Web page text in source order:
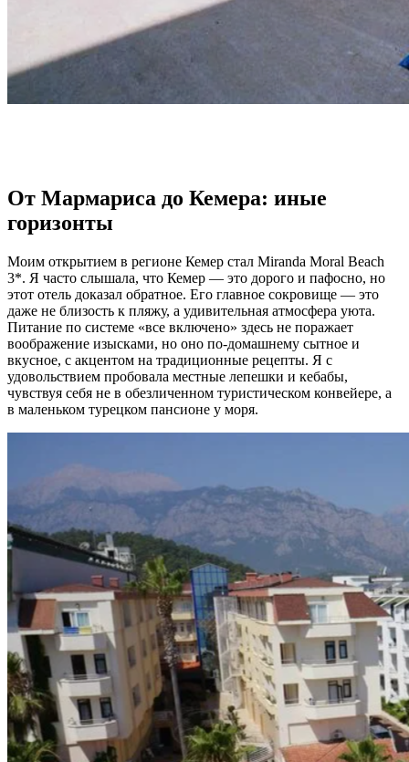
От Мармариса до Кемера: иные
горизонты
Моим открытием в регионе Кемер стал Miranda Moral Beach
3*. Я часто слышала, что Кемер — это дорого и пафосно, но
этот отель доказал обратное. Его главное сокровище — это
даже не близость к пляжу, а удивительная атмосфера уюта.
Питание по системе «все включено» здесь не поражает
воображение изысками, но оно по-домашнему сытное и
вкусное, с акцентом на традиционные рецепты. Я с
удовольствием пробовала местные лепешки и кебабы,
чувствуя себя не в обезличенном туристическом конвейере, а
в маленьком турецком пансионе у моря.